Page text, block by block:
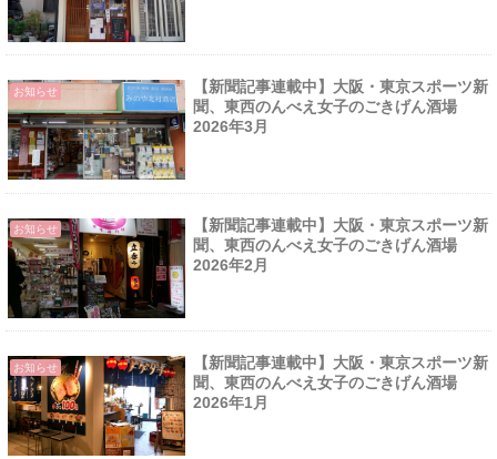
お知らせ
【新聞記事連載中】大阪・東京スポーツ新
聞、東西のんべえ女子のごきげん酒場
2026年3月
お知らせ
【新聞記事連載中】大阪・東京スポーツ新
聞、東西のんべえ女子のごきげん酒場
2026年2月
お知らせ
【新聞記事連載中】大阪・東京スポーツ新
聞、東西のんべえ女子のごきげん酒場
2026年1月